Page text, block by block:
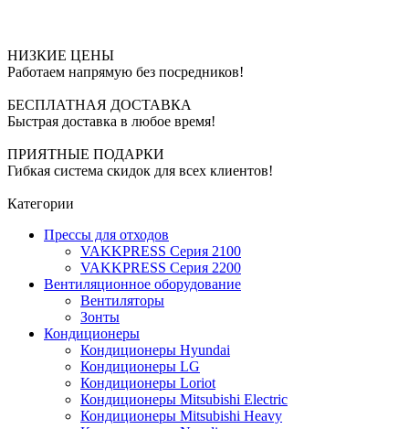
НИЗКИЕ ЦЕНЫ
Работаем напрямую без посредников!
БЕСПЛАТНАЯ ДОСТАВКА
Быстрая доставка в любое время!
ПРИЯТНЫЕ ПОДАРКИ
Гибкая система скидок для всех клиентов!
Категории
Прессы для отходов
VAKKPRESS Серия 2100
VAKKPRESS Серия 2200
Вентиляционное оборудование
Вентиляторы
Зонты
Кондиционеры
Кондиционеры Hyundai
Кондиционеры LG
Кондиционеры Loriot
Кондиционеры Mitsubishi Electric
Кондиционеры Mitsubishi Heavy